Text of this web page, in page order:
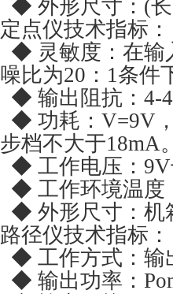
◆ 外形尺寸：(
定点仪技术指标：
◆ 灵敏度：在输
噪比为20：1条件
◆ 输出阻抗：4-
◆ 功耗：V=9V
步档不大于18mA。
◆ 工作电压：9V
◆ 工作环境温度
◆ 外形尺寸：机
路径仪技术指标：
◆ 工作方式：输
◆ 输出功率：